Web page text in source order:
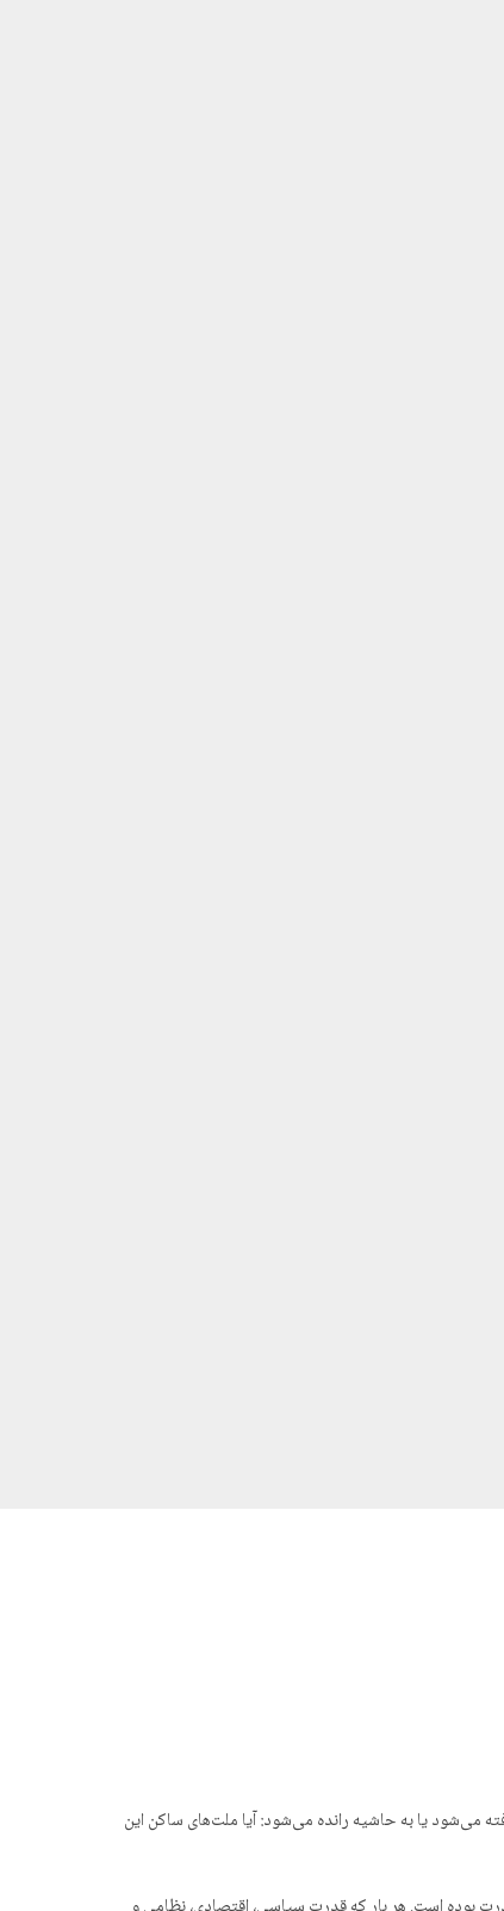
می‌شود یا به حاشیه رانده می‌شود: آیا ملت‌های ساکن این